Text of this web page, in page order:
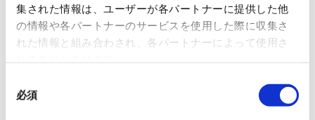
集された情報は、ユーザーが各パートナーに提供した他
の情報や各パートナーのサービスを使用した際に収集さ
れた情報と組み合わされ、各パートナーによって使用さ
必須